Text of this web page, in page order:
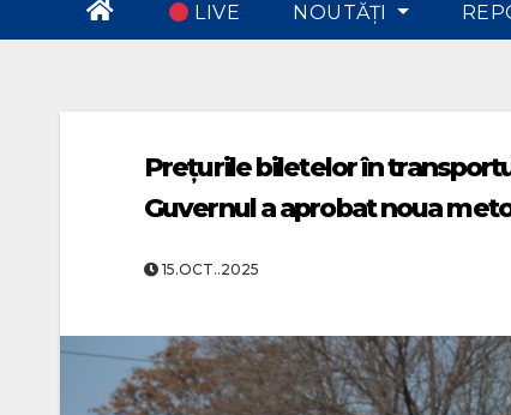
LIVE NOUTĂŢI
Prețurile biletelor în
Guvernul a aprobat noua
15.OCT..2025